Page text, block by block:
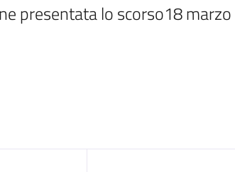
presentata lo scorso18 marzo